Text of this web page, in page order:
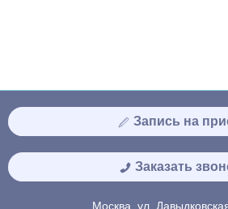
Запись на
Заказать
Москва, ул.